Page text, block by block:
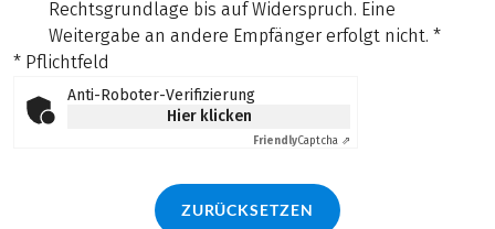
Rechtsgrundlage bis auf Widerspruch. Eine
Weitergabe an andere Empfänger erfolgt nicht. *
* Pflichtfeld
Anti-Roboter-Verifizierung
Hier klicken
FriendlyCaptcha ⇗
ZURÜCKSETZEN